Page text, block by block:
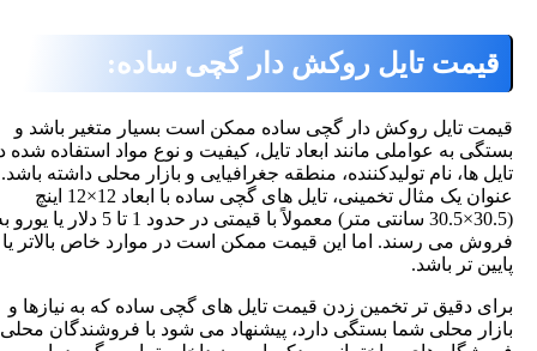
تایل روکش دار گچی ساده:
تایل روکش دار گچی ساده ممکن است بسیار متغیر باشد و
به عواملی مانند ابعاد تایل، کیفیت و نوع مواد استفاده شده در
ها، نام تولیدکننده، منطقه جغرافیایی و بازار محلی داشته باشد. به
عنوان یک مثال تخمینی، تایل های گچی ساده با ابعاد 12×12 اینچ
(30.5×30.5 سانتی متر) معمولاً با قیمتی در حدود 1 تا 5 دلار یا یورو به
می رسند. اما این قیمت ممکن است در موارد خاص بالاتر یا
تر باشد.
دقیق تر تخمین زدنقیمت تایل های گچی ساده که به نیازها و
محلی شما بستگی دارد، پیشنهاد می شود با فروشندگان محلی،